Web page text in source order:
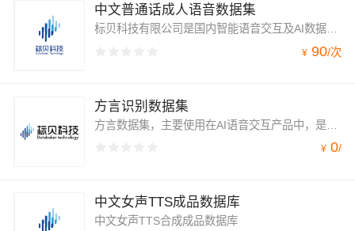
中文普通话成人语音数据集
标贝科技有限公司是国内智能语音交互及AI数据服务方案提供商。作为一家以AI技术创新驱动的企业，标贝科技拥有业内先进的AI语音交互技术及高精度数据采标处理技术，创新打造多场景应用的语音交互方案，包括通用场景的语音合成和语音识别，以及TTS音色定制，声音复刻，情感合成和声音转换在内的语音技术产品；AI数据业务涵盖语音合成、语音识别、图像视觉、NLP、3D点云等数据服务。
¥ 90/次
方言识别数据集
方言数据集，主要使用在AI语音交互产品中，是非常全面的一套数据集产品。
¥ 0/
中文女声TTS成品数据库
中文女声TTS合成成品数据库